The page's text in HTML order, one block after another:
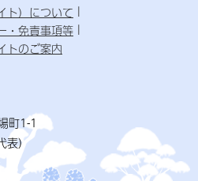
ト）について
・免責事項等
トのご案内
町1-1
表）